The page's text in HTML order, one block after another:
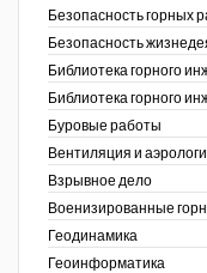
Безопасность горных
Безопасность
Библиотека горного
Библиотека горного
Буровые работы
Вентиляция и
Взрывное дело
Военизированные
Геодинамика
Геоинформатика